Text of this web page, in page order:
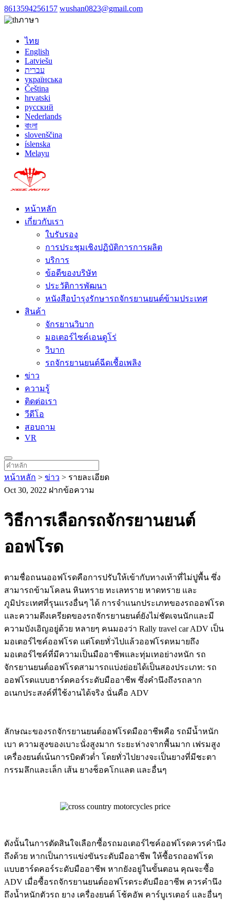
8613594256157 wushan0823@gmail.com
ภาษา
ไทย
English
Latviešu
עברית
українська
Čeština
hrvatski
русский
Nederlands
বাংলা
slovenščina
íslenska
Melayu
หน้าหลัก
เกี่ยวกับเรา
ใบรับรอง
การประชุมเชิงปฏิบัติการการผลิต
บริการ
ข้อดีของบริษัท
ประวัติการพัฒนา
หนังสือบำรุงรักษารถจักรยานยนต์ข้ามประเทศ
สินค้า
จักรยานวิบาก
มอเตอร์ไซค์เอนดูโร่
วิบาก
รถจักรยานยนต์ฉีดเชื้อเพลิง
ข่าว
ความรู้
ติดต่อเรา
วีดีโอ
สอบถาม
VR
หน้าหลัก > ข่าว > รายละเอียด
Oct 30, 2022 ฝากข้อความ
วิธีการเลือกรถจักรยานยนต์
ออฟโรด
ตามชื่อถนนออฟโรดคือการปรับให้เข้ากับทางเท้าที่ไม่ปูพื้น ซึ่ง
สามารถข้ามโคลน หินทราย ทะเลทราย หาดทราย และ
ภูมิประเทศที่รุนแรงอื่นๆ ได้ การจำแนกประเภทของรถออฟโรด
และความตึงเครียดของรถจักรยานยนต์ยังไม่ชัดเจนนักและมี
ความบังเอิญอยู่ด้วย หลายๆ คนมองว่า Rally travel car ADV เป็น
มอเตอร์ไซค์ออฟโรด แต่โดยทั่วไปแล้วออฟโรดหมายถึง
มอเตอร์ไซค์ที่มีความเป็นมืออาชีพและทุ่มเทอย่างหนัก รถ
จักรยานยนต์ออฟโรดสามารถแบ่งย่อยได้เป็นสองประเภท: รถ
ออฟโรดแบบฮาร์ดคอร์ระดับมืออาชีพ ซึ่งคำนึงถึงรถลาก
อเนกประสงค์ที่ใช้งานได้จริง นั่นคือ ADV
ลักษณะของรถจักรยานยนต์ออฟโรดมืออาชีพคือ รถมีน้ำหนัก
เบา ความสูงของเบาะนั่งสูงมาก ระยะห่างจากพื้นมาก เฟรมสูง
เครื่องยนต์เน้นการบิดตัวต่ำ โดยทั่วไปยางจะเป็นยางที่มีชะตา
กรรมลึกและเล็ก เส้น ยางช็อคโกแลต และอื่นๆ
ดังนั้นในการตัดสินใจเลือกซื้อรถมอเตอร์ไซค์ออฟโรดควรคำนึง
ถึงด้วย หากเป็นการแข่งขันระดับมืออาชีพ ให้ซื้อรถออฟโรด
แบบฮาร์ดคอร์ระดับมืออาชีพ หากยังอยู่ในขั้นตอน คุณจะซื้อ
ADV เมื่อซื้อรถจักรยานยนต์ออฟโรดระดับมืออาชีพ ควรคำนึง
ถึงน้ำหนักตัวรถ ยาง เครื่องยนต์ โช้คอัพ คาร์บูเรเตอร์ และอื่นๆ